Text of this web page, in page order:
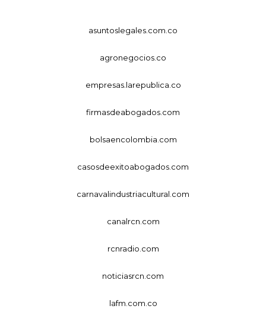
asuntoslegales.com.co
agronegocios.co
empresas.larepublica.co
firmasdeabogados.com
bolsaencolombia.com
casosdeexitoabogados.com
carnavalindustriacultural.com
canalrcn.com
rcnradio.com
noticiasrcn.com
lafm.com.co